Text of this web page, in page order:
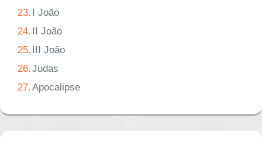
23. I João
24. II João
25. III João
26.Judas
27.Apocalipse